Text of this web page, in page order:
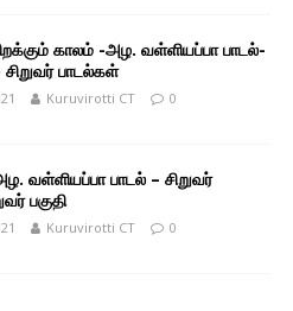
காலம் -அழ. வள்ளியப்பா பாடல்-
சிறுவர் பாடல்கள்
Kuruvirotti CT 0
வள்ளியப்பா பாடல் – சிறுவர்
பகுதி
Kuruvirotti CT 0